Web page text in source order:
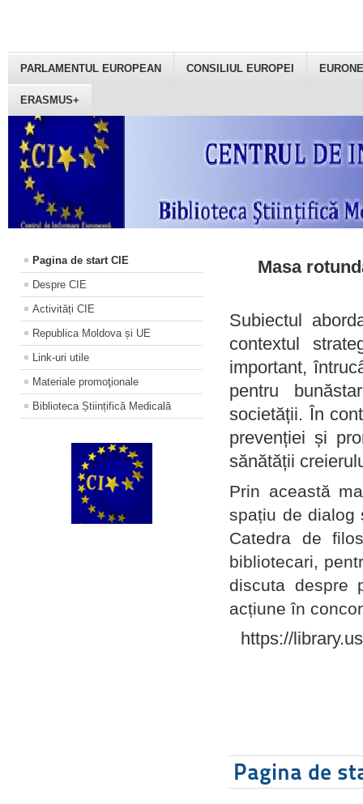
PARLAMENTUL EUROPEAN CONSILIUL EUROPEI
ERASMUS+
Pagina de start CIE
Despre CIE
Activități CIE
Republica Moldova și UE
Link-uri utile
Materiale promoţionale
Biblioteca Științifică Medicală
Masa
Subiectul
contextul
important,
pentru
societății. În
prevenției și
sănătății
Prin această
spațiu de dialog
Catedra de
bibliotecari,
discuta despre
acțiune în
https://
Pagina de